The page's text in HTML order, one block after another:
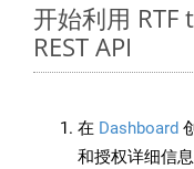
开始利用 RTF
REST API
在 Dashboard
和授权详细信息